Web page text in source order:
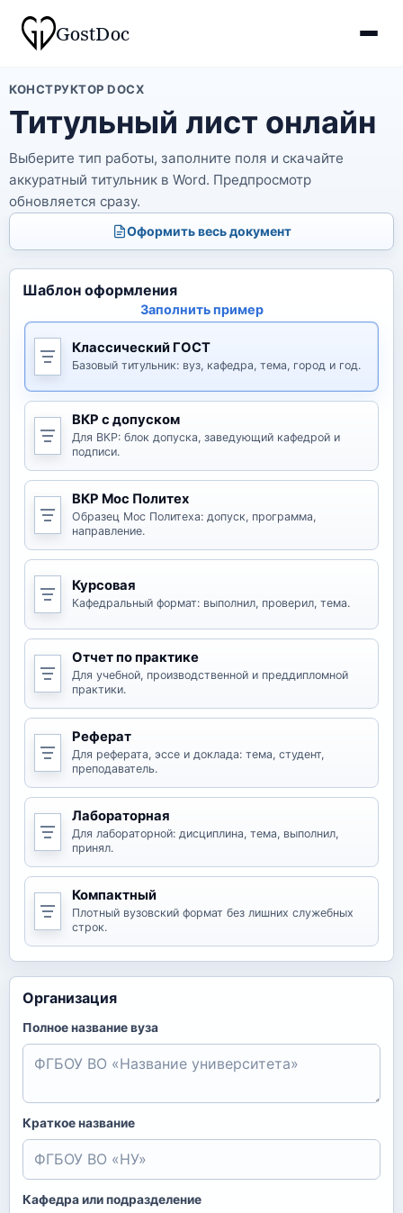
GostDoc
КОНСТРУКТОР DOCX
Титульный лист онлайн
Выберите тип работы, заполните поля и скачайте
аккуратный титульник в Word. Предпросмотр
обновляется сразу.
Оформить весь документ
Шаблон оформления
Заполнить пример
Классический ГОСТ
Базовый титульник: вуз, кафедра, тема, город и год.
ВКР с допуском
Для ВКР: блок допуска, заведующий кафедрой и
подписи.
ВКР Мос Политех
Образец Мос Политеха: допуск, программа,
направление.
Курсовая
Кафедральный формат: выполнил, проверил, тема.
Отчет по практике
Для учебной, производственной и преддипломной
практики.
Реферат
Для реферата, эссе и доклада: тема, студент,
преподаватель.
Лабораторная
Для лабораторной: дисциплина, тема, выполнил,
принял.
Компактный
Плотный вузовский формат без лишних служебных
строк.
Организация
Полное название вуза
Краткое название
Кафедра или подразделение